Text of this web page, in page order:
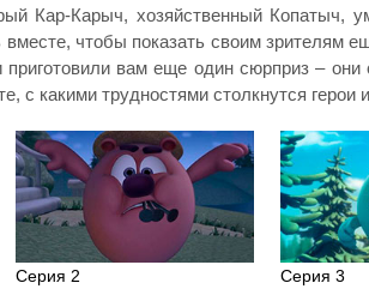
Кар-Карыч, хозяйственный Копатыч,
вместе, чтобы показать своим
приготовили вам еще один сюрприз –
с какими трудностями столкнутся
Серия 2
Серия 3